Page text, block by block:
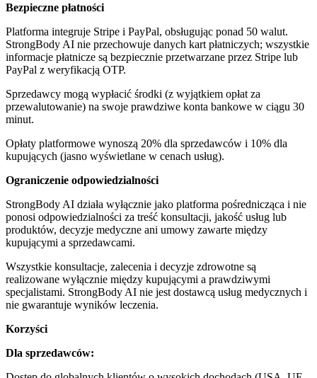
Bezpieczne płatności
Platforma integruje Stripe i PayPal, obsługując ponad 50 walut.
StrongBody AI nie przechowuje danych kart płatniczych; wszystkie
informacje płatnicze są bezpiecznie przetwarzane przez Stripe lub
PayPal z weryfikacją OTP.
Sprzedawcy mogą wypłacić środki (z wyjątkiem opłat za
przewalutowanie) na swoje prawdziwe konta bankowe w ciągu 30
minut.
Opłaty platformowe wynoszą 20% dla sprzedawców i 10% dla
kupujących (jasno wyświetlane w cenach usług).
Ograniczenie odpowiedzialności
StrongBody AI działa wyłącznie jako platforma pośrednicząca i nie
ponosi odpowiedzialności za treść konsultacji, jakość usług lub
produktów, decyzje medyczne ani umowy zawarte między
kupującymi a sprzedawcami.
Wszystkie konsultacje, zalecenia i decyzje zdrowotne są
realizowane wyłącznie między kupującymi a prawdziwymi
specjalistami. StrongBody AI nie jest dostawcą usług medycznych i
nie gwarantuje wyników leczenia.
Korzyści
Dla sprzedawców: